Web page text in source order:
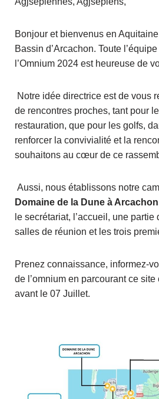
Bonjour et bienvenus en
Bassin d’Arcachon. Toute
l’Omnium 2024 est heureuse de
Notre idée directrice est de vous
de rencontres proches, tant pour
restauration, que pour les golfs,
renforcer la convivialité et la
souhaitons au cœur de ce
Aussi, nous établissons notre
Domaine de la Dune à
le secrétariat, l’accueil, une
salles de réunion et les trois
Prenez connaissance, informez-
de l’omnium en parcourant ce
avant le 07 Juillet.